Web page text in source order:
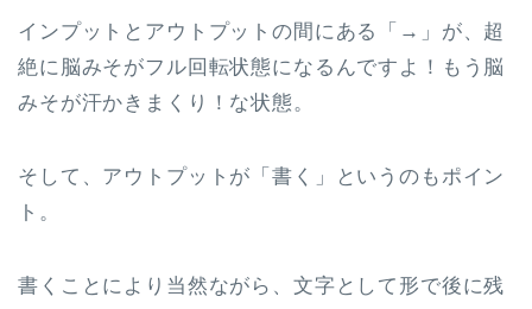
インプットとアウトプットの間にある「 → 」が、超
絶に脳みそがフル回転状態になるんですよ！もう脳
みそが汗かきまくり！な状態。
そして、アウトプットが「書く」というのもポイン
ト。
書くことにより当然ながら、文字として形で後に残